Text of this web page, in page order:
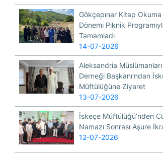
Gökçepınar Kitap
Dönemi Piknik
Tamamladı
14-07-2026
Aleksandria Müslümanları
Derneği Başkanı’ndan
Müftülüğüne Ziyaret
13-07-2026
İskeçe Müftülüğü’nden
Namazı Sonrası Aşure
12-07-2026